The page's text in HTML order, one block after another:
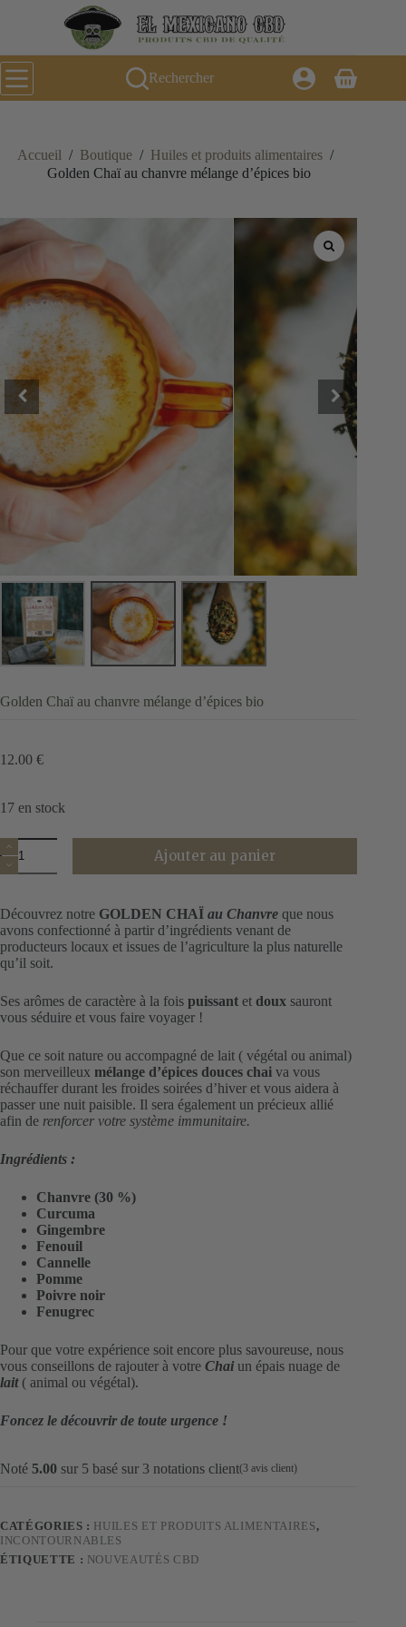
Rechercher
Panier
d’achat
Accueil / Boutique / Huiles et produits alimentaires /
Golden Chaï au chanvre mélange d’épices bio
Golden Chaï au chanvre mélange d’épices bio
12.00 €
17 en stock
quantité
de
Golden
au
chanvre
mélange
d’épices
bio
Ajouter au panier
Découvrez notre GOLDEN CHAÏ au Chanvre que nous
avons confectionné à partir d’ingrédients venant de
producteurs locaux et issues de l’agriculture la plus naturelle
qu’il soit.
Ses arômes de caractère à la fois puissant et doux sauront
vous séduire et vous faire voyager !
Que ce soit nature ou accompagné de lait ( végétal ou animal)
son merveilleux mélange d’épices douces chai va vous
réchauffer durant les froides soirées d’hiver et vous aidera à
passer une nuit paisible. Il sera également un précieux allié
afin de renforcer votre système immunitaire.
Ingrédients :
Chanvre (30 %)
Curcuma
Gingembre
Fenouil
Cannelle
Pomme
Poivre noir
Fenugrec
Pour que votre expérience soit encore plus savoureuse, nous
vous conseillons de rajouter à votre Chai un épais nuage de
lait( animal ou végétal).
Foncez le découvrir de toute urgence !
Noté 5.00 sur 5 basé sur 3 notations client(3 avis client)
CATÉGORIES : HUILES ET PRODUITS ALIMENTAIRES,
INCONTOURNABLES
ÉTIQUETTE : NOUVEAUTÉS CBD